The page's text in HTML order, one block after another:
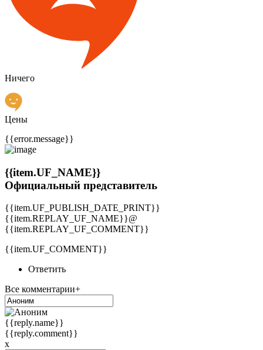
Ничего
Цены
{{error.message}}
{{item.UF_NAME}}
Официальный представитель
{{item.UF_PUBLISH_DATE_PRINT}}
{{item.REPLAY_UF_NAME}}@
{{item.REPLAY_UF_COMMENT}}
{{item.UF_COMMENT}}
Ответить
Все комментарии+
{{reply.name}}
{{reply.comment}}
x